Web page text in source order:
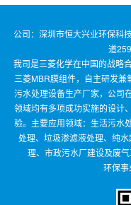
公司：深圳市恒大兴业环保科
道
我司是三菱化学在中国的战略
三菱MBR膜组件，自主研发
污水处理设备生产厂家，公司
领域均有多项成功实施的设计
验。主要应用领域：生活污水
处理、垃圾渗滤液处理、纯
理、市政污水厂建设及废气
环保事